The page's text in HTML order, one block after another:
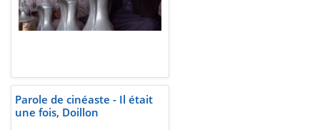
Parole de cinéaste - Il était
une fois, Doillon